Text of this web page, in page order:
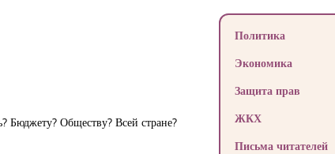
Бюджету? Обществу? Всей стране?
Политика
Экономика
Защита прав
ЖКХ
Письма читателей